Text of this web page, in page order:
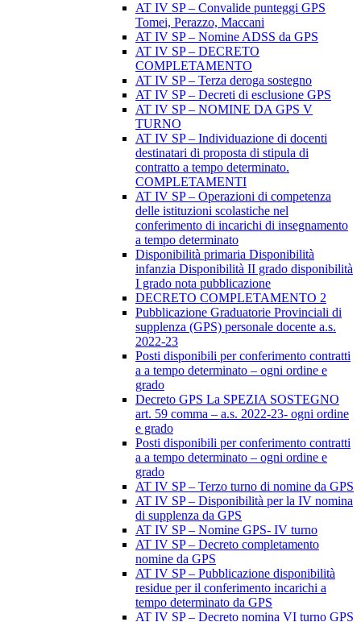
AT IV SP – Convalide punteggi GPS
Tomei, Perazzo, Maccani
AT IV SP – Nomine ADSS da GPS
AT IV SP – DECRETO
COMPLETAMENTO
AT IV SP – Terza deroga sostegno
AT IV SP – Decreti di esclusione GPS
AT IV SP – NOMINE DA GPS V
TURNO
AT IV SP – Individuazione di docenti
destinatari di proposta di stipula di
contratto a tempo determinato.
COMPLETAMENTI
AT IV SP – Operazioni di competenza
delle istituzioni scolastiche nel
conferimento di incarichi di insegnamento
a tempo determinato
Disponibilità primaria Disponibilità
infanzia Disponibilità II grado disponibilità
I grado nota pubblicazione
DECRETO COMPLETAMENTO 2
Pubblicazione Graduatorie Provinciali di
supplenza (GPS) personale docente a.s.
2022-23
Posti disponibili per conferimento contratti
a a tempo determinato – ogni ordine e
grado
Decreto GPS La SPEZIA SOSTEGNO
art. 59 comma – a.s. 2022-23- ogni ordine
e grado
Posti disponibili per conferimento contratti
a a tempo determinato – ogni ordine e
grado
AT IV SP – Terzo turno di nomine da GPS
AT IV SP – Disponibilità per la IV nomina
di supplenza da GPS
AT IV SP – Nomine GPS- IV turno
AT IV SP – Decreto completamento
nomine da GPS
AT IV SP – Pubblicazione disponibilità
residue per il conferimento incarichi a
tempo determinato da GPS
AT IV SP – Decreto nomina VI turno GPS